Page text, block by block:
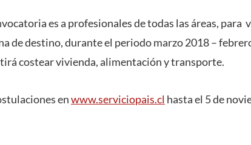
es a profesionales de todas las áreas,
de destino, durante el periodo marzo 2018 –
costear vivienda, alimentación y transporte.
enwww.serviciopais.cl hasta el 5 de